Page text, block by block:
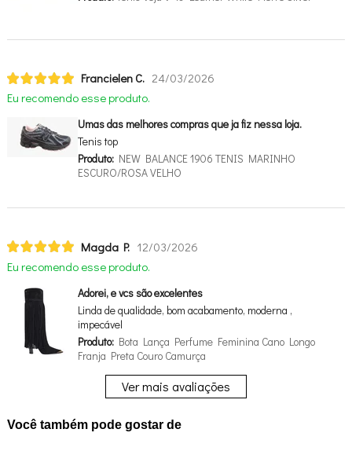
Francielen C. 24/03/2026
Eu recomendo esse produto.
Umas das melhores compras que ja fiz nessa loja.
Tenis top
Produto:NEW BALANCE 1906 TENIS MARINHO
ESCURO/ROSA VELHO
Magda P. 12/03/2026
Eu recomendo esse produto.
Adorei, e vcs são excelentes
Linda de qualidade, bom acabamento, moderna ,
impecável
Produto:Bota Lança Perfume Feminina Cano Longo
Franja Preta Couro Camurça
Ver mais avaliações
Você também pode gostar de